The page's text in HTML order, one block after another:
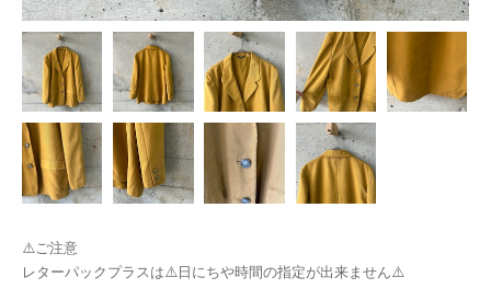
⚠️ご注意
レターパックプラスは⚠️日にちや時間の指定が出来ません⚠️